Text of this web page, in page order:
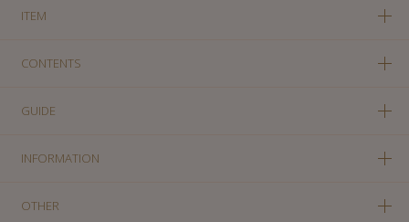
ITEM
CONTENTS
GUIDE
INFORMATION
OTHER